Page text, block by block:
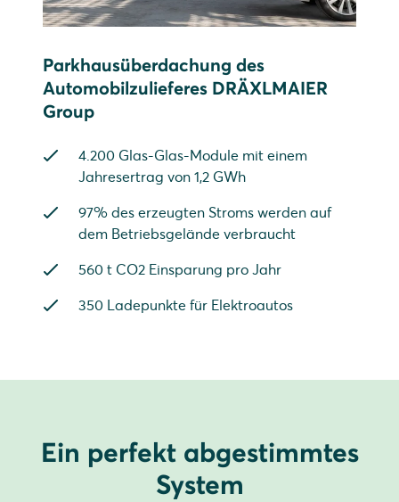
Parkhausüberdachung des
Automobilzulieferes DRÄXLMAIER
Group
4.200 Glas-Glas-Module mit einem
Jahresertrag von 1,2 GWh
97% des erzeugten Stroms werden auf
dem Betriebsgelände verbraucht
560 t CO2 Einsparung pro Jahr
350 Ladepunkte für Elektroautos
Ein perfekt abgestimmtes
System